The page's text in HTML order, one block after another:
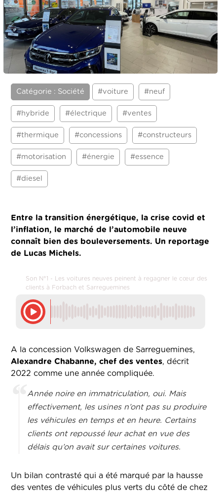
Catégorie : Société #voiture #neuf
#hybride #électrique #ventes
#thermique #concessions #constructeurs
#motorisation #énergie #essence
#diesel
Entre la transition énergétique, la crise covid et
l’inflation, le marché de l’automobile neuve
connaît bien des bouleversements. Un reportage
de Lucas Michels.
Son N°1 - Les voitures neuves peinent à regagner le cœur des
clients à Forbach et Sarreguemines
A la concession Volkswagen de Sarreguemines,
Alexandre Chabanne, chef des ventes, décrit
2022 comme une année compliquée.
Année noire en immatriculation, oui. Mais
effectivement, les usines n’ont pas su produire
les véhicules en temps et en heure. Certains
clients ont repoussé leur achat en vue des
délais qu’on avait sur certaines voitures.
Un bilan contrasté qui a été marqué par la hausse
des ventes de véhicules plus verts du côté de chez